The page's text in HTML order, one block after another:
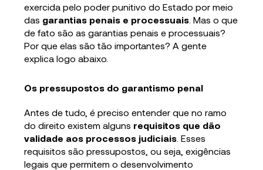
exercida pelo poder punitivo do Estado por meio
das garantias penais e processuais . Mas o que
de fato são as garantias penais e processuais?
Por que elas são tão importantes? A gente
explica logo abaixo.
Os pressupostos do garantismo penal
Antes de tudo, é preciso entender que no ramo
do direito existem alguns requisitos que dão
validade aos processos judiciais . Esses
requisitos são pressupostos, ou seja, exigências
legais que permitem o desenvolvimento